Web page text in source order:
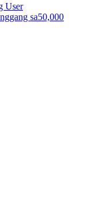
User
sa50,000